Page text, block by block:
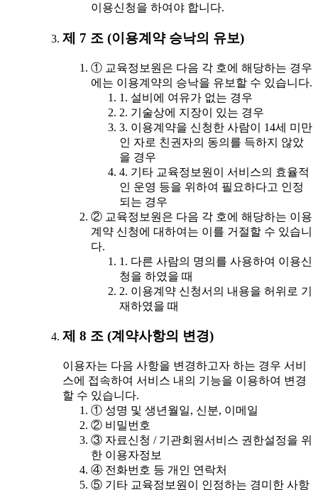
이용신청을 하여야 합니다.
제 7 조 (이용계약 승낙의 유보)
① 교육정보원은 다음 각 호에 해당하는 경우
에는 이용계약의 승낙을 유보할 수 있습니다.
1. 설비에 여유가 없는 경우
2. 기술상에 지장이 있는 경우
3. 이용계약을 신청한 사람이 14세 미만
인 자로 친권자의 동의를 득하지 않았
을 경우
4. 기타 교육정보원이 서비스의 효율적
인 운영 등을 위하여 필요하다고 인정
되는 경우
② 교육정보원은 다음 각 호에 해당하는 이용
계약 신청에 대하여는 이를 거절할 수 있습니
다.
1. 다른 사람의 명의를 사용하여 이용신
청을 하였을 때
2. 이용계약 신청서의 내용을 허위로 기
재하였을 때
제 8 조 (계약사항의 변경)
이용자는 다음 사항을 변경하고자 하는 경우 서비
스에 접속하여 서비스 내의 기능을 이용하여 변경
할 수 있습니다.
① 성명 및 생년월일, 신분, 이메일
② 비밀번호
③ 자료신청 / 기관회원서비스 권한설정을 위
한 이용자정보
④ 전화번호 등 개인 연락처
⑤ 기타 교육정보원이 인정하는 경미한 사항